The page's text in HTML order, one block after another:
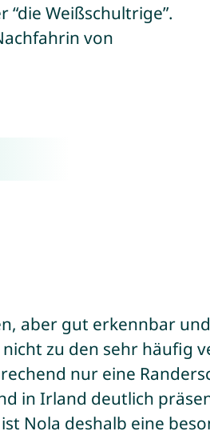
“die Weißschultrige”.
von
aber gut erkennbar
zu den sehr häufig
nur eine
in Irland deutlich
Nola deshalb eine